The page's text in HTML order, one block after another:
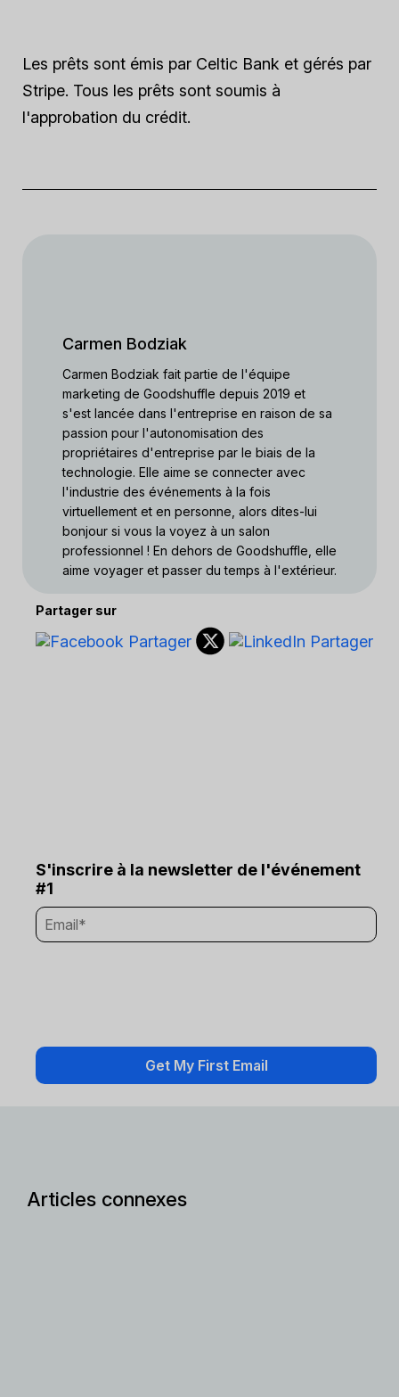
Les prêts sont émis par Celtic Bank et gérés par
Stripe. Tous les prêts sont soumis à
l'approbation du crédit.
Carmen Bodziak
Carmen Bodziak fait partie de l'équipe
marketing de Goodshuffle depuis 2019 et
s'est lancée dans l'entreprise en raison de sa
passion pour l'autonomisation des
propriétaires d'entreprise par le biais de la
technologie. Elle aime se connecter avec
l'industrie des événements à la fois
virtuellement et en personne, alors dites-lui
bonjour si vous la voyez à un salon
professionnel ! En dehors de Goodshuffle, elle
aime voyager et passer du temps à l'extérieur.
Partager sur
S'inscrire à la newsletter de l'événement
#1
Articles connexes